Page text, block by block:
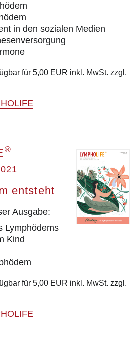
in den sozialen Medien
für 5,00 EUR inkl. MwSt. zzgl.
®
entsteht
Ausgabe:
Lymphödems
Kind
für 5,00 EUR inkl. MwSt. zzgl.